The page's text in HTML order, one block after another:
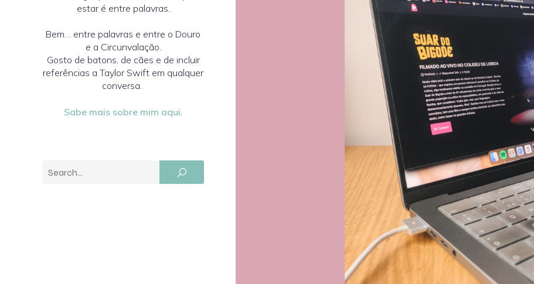
estar é entre palavras.
Bem… entre palavras e entre o Douro
e a Circunvalação.
Gosto de batons, de cães e de incluir
referências a Taylor Swift em qualquer
conversa.
Sabe mais sobre mim aqui.